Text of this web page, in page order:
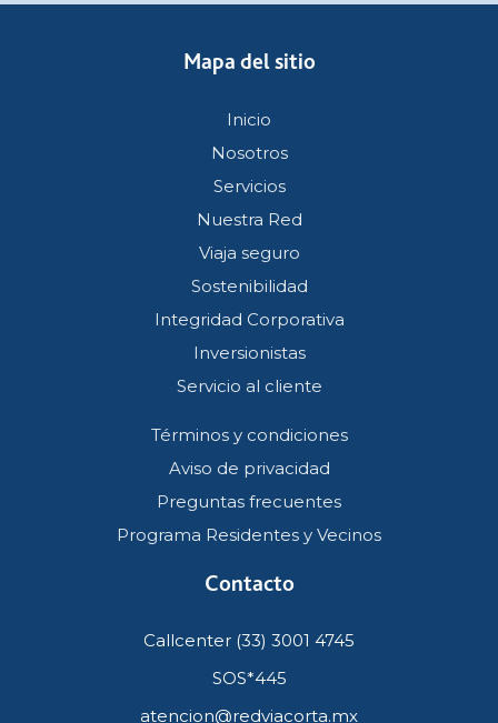
Mapa del sitio
Inicio
Nosotros
Servicios
Nuestra Red
Viaja seguro
Sostenibilidad
Integridad Corporativa
Inversionistas
Servicio al cliente
Términos y condiciones
Aviso de privacidad
Preguntas frecuentes
Programa Residentes y Vecinos
Contacto
Callcenter (33) 3001 4745
SOS*445
atencion@redviacorta.mx